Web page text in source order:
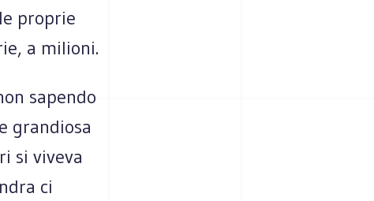
proprie
a milioni.
sapendo
grandiosa
si viveva
ci